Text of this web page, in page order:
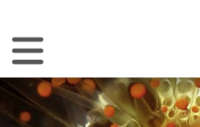
Navigation umschalten